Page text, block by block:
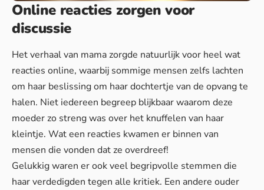
Online reacties zorgen voor
discussie
Het verhaal van mama zorgde natuurlijk voor heel wat
reacties online, waarbij sommige mensen zelfs lachten
om haar beslissing om haar dochtertje van de opvang te
halen. Niet iedereen begreep blijkbaar waarom deze
moeder zo streng was over het knuffelen van haar
kleintje. Wat een reacties kwamen er binnen van
mensen die vonden dat ze overdreef!
Gelukkig waren er ook veel begripvolle stemmen die
haar verdedigden tegen alle kritiek. Een andere ouder